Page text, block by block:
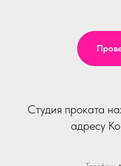
Студия проката
адресу